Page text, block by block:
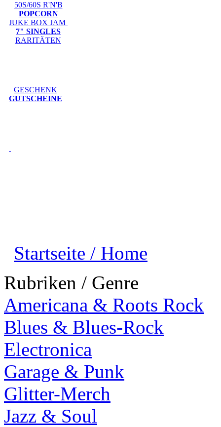
50S/60S R'N'B
POPCORN
JUKE BOX JAM
7" SINGLES
RARITÄTEN
GESCHENK
GUTSCHEINE
Startseite / Home
Rubriken / Genre
Americana & Roots Rock
Blues & Blues-Rock
Electronica
Garage & Punk
Glitter-Merch
Jazz & Soul